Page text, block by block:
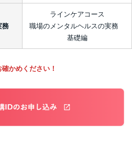
務
ラインケアコース
職場のメンタルヘルスの実務
基礎編
かめください！